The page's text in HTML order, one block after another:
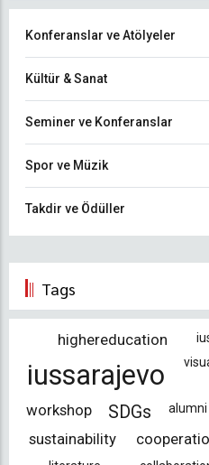
Konferanslar ve Atölyeler
Kültür & Sanat
Seminer ve Konferanslar
Spor ve Müzik
Takdir ve Ödüller
Tags
highereducation
iussarajevo
workshop SDGs alumni
sustainability